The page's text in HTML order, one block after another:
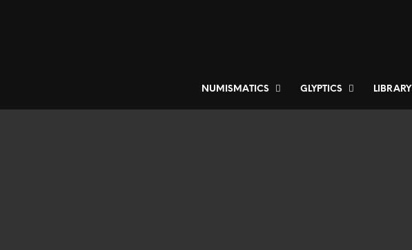
NUMISMATICS GLYPTICS LIBRARY